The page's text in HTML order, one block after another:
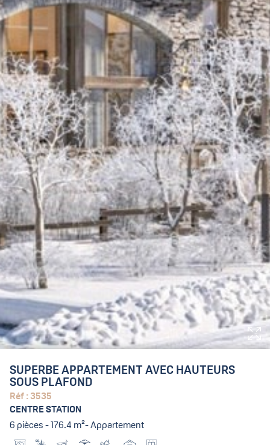
SUPERBE APPARTEMENT AVEC HAUTEURS
SOUS PLAFOND
Réf : 3535
CENTRE STATION
6 pièces - 176.4 m²- Appartement